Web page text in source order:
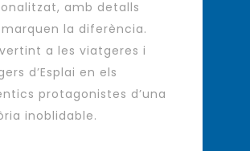
amb detalls
la diferència.
a les viatgeres i
d’Esplai en els
protagonistes d’una
inoblidable.